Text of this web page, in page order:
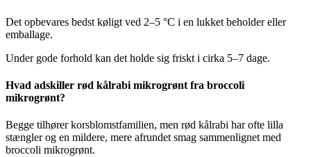
Det opbevares bedst køligt ved 2–5 °C i en lukket beholder eller
emballage.
Under gode forhold kan det holde sig friskt i cirka 5–7 dage.
Hvad adskiller rød kålrabi mikrogrønt fra broccoli
mikrogrønt?
Begge tilhører korsblomstfamilien, men rød kålrabi har ofte lilla
stængler og en mildere, mere afrundet smag sammenlignet med
broccoli mikrogrønt.